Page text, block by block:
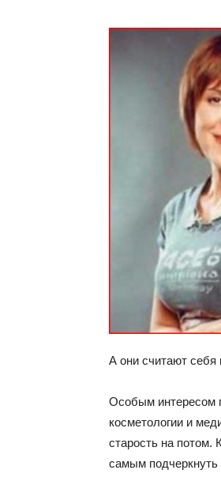
А они считают себя
Особым интересом
косметологии и
старость на потом.
самым